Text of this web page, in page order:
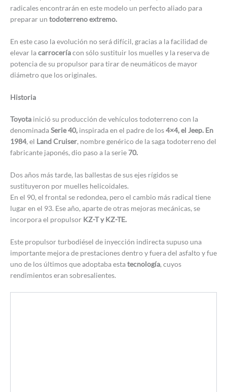
radicales encontrarán en este modelo un perfecto aliado para
preparar un todoterreno extremo.
En este caso la evolución no será difícil, gracias a la facilidad de
elevar lacarroceríacon sólo sustituir los muelles y la reserva de
potencia de su propulsor para tirar de neumáticos de mayor
diámetro que los originales.
Historia
Toyota inició su producción de vehículos todoterreno con la
denominadaSerie 40, inspirada en el padre de los4×4, el Jeep. En
1984, el Land Cruiser, nombre genérico de la saga todoterreno del
fabricante japonés, dio paso a la serie 70.
Dos años más tarde, las ballestas de sus ejes rígidos se
sustituyeron por muelles helicoidales.
En el 90, el frontal se redondea, pero el cambio más radical tiene
lugar en el 93. Ese año, aparte de otras mejoras mecánicas, se
incorpora el propulsor KZ-T y KZ-TE.
Este propulsor turbodiésel de inyección indirecta supuso una
importante mejora de prestaciones dentro y fuera del asfalto y fue
uno de los últimos que adoptaba estatecnología, cuyos
rendimientos eran sobresalientes.